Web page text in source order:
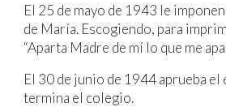
El 25 de mayo de 1943 le
de María. Escogiendo, para
“Aparta Madre de mí lo que me
El 30 de junio de 1944 aprueba el
termina el colegio.